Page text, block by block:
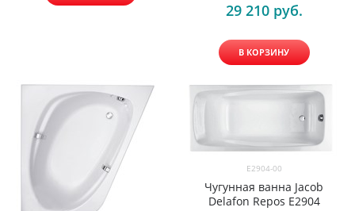
29 210 руб.
В КОРЗИНУ
E2904-00
Чугунная ванна Jacob
Delafon Repos E2904